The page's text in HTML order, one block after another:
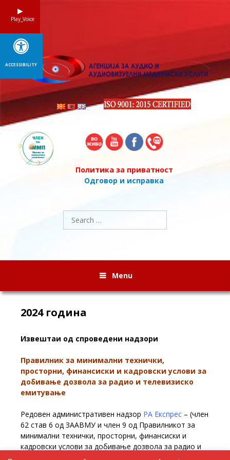
Политика за приватност
Одговор и исправка
Search
for:
Menu
2024 година
Извештаи од спроведени надзори
Правилник за минимални технички,
просторни, финансиски и кадровски услови за
добивање дозвола за радио и телевизиско
емитување
Редовен административен надзор РА Експрес – (член
62 став 6 од ЗААВМУ и член 9 од Правилникот за
минимални технички, просторни, финансиски и
кадровски услови за добивање дозвола за радио и
телевизиско емитување) – 21.10.2024
Play_Voice
ACCESSIBILITY